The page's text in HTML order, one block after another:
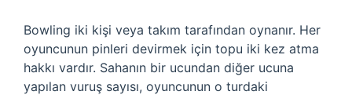
Bowling iki kişi veya takım tarafından oynanır. Her
oyuncunun pinleri devirmek için topu iki kez atma
hakkı vardır. Sahanın bir ucundan diğer ucuna
yapılan vuruş sayısı, oyuncunun o turdaki